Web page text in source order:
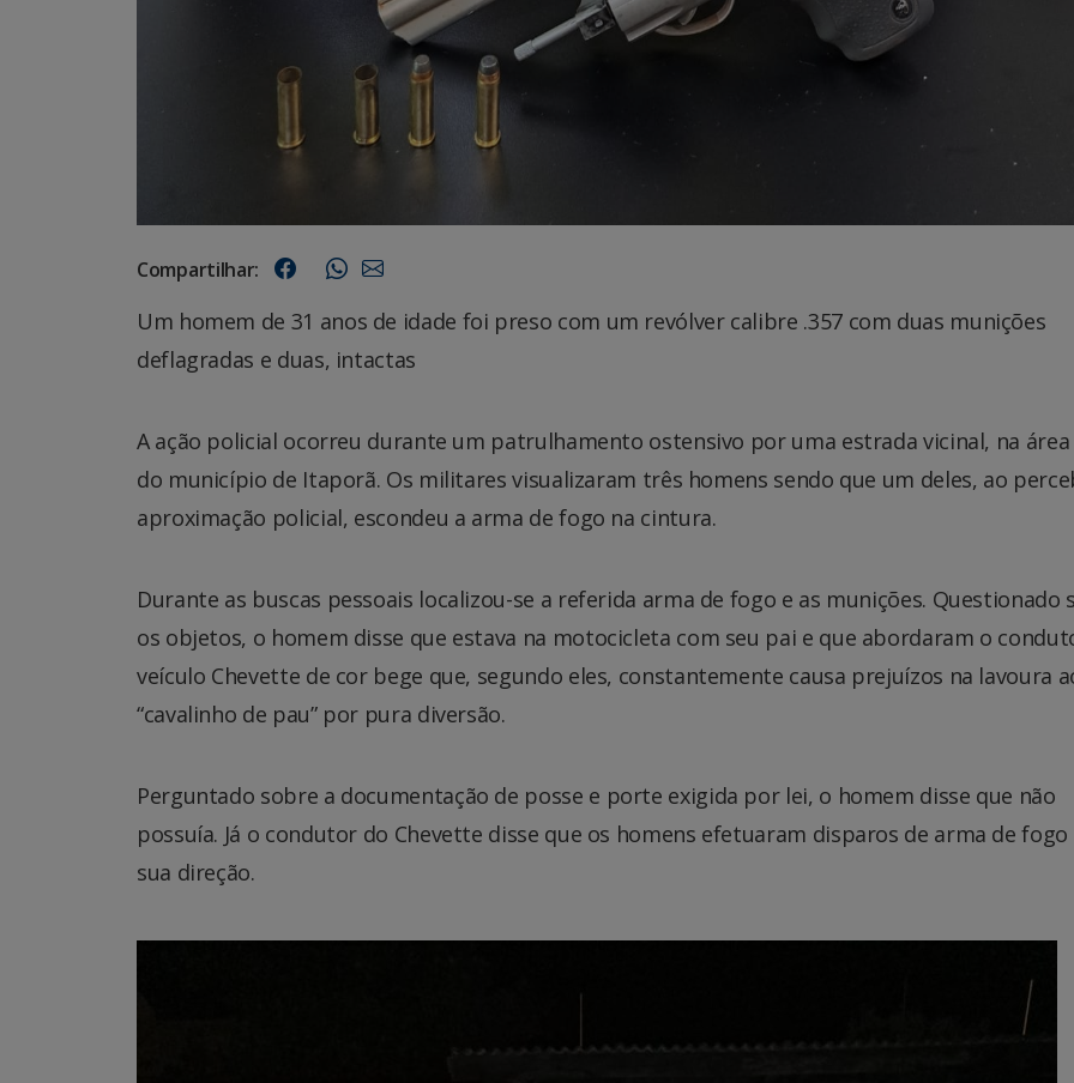
Compartilhar:
Um homem de 31 anos de idade foi preso com um revólver calibre .357 com duas munições
deflagradas e duas, intactas
A ação policial ocorreu durante um patrulhamento ostensivo por uma estrada vicinal, na
do município de Itaporã. Os militares visualizaram três homens sendo que um deles, ao
aproximação policial, escondeu a arma de fogo na cintura.
Durante as buscas pessoais localizou-se a referida arma de fogo e as munições. Questionado
os objetos, o homem disse que estava na motocicleta com seu pai e que abordaram o
veículo Chevette de cor bege que, segundo eles, constantemente causa prejuízos na lavoura
“cavalinho de pau” por pura diversão.
Perguntado sobre a documentação de posse e porte exigida por lei, o homem disse que não
possuía. Já o condutor do Chevette disse que os homens efetuaram disparos de arma de fogo
sua direção.